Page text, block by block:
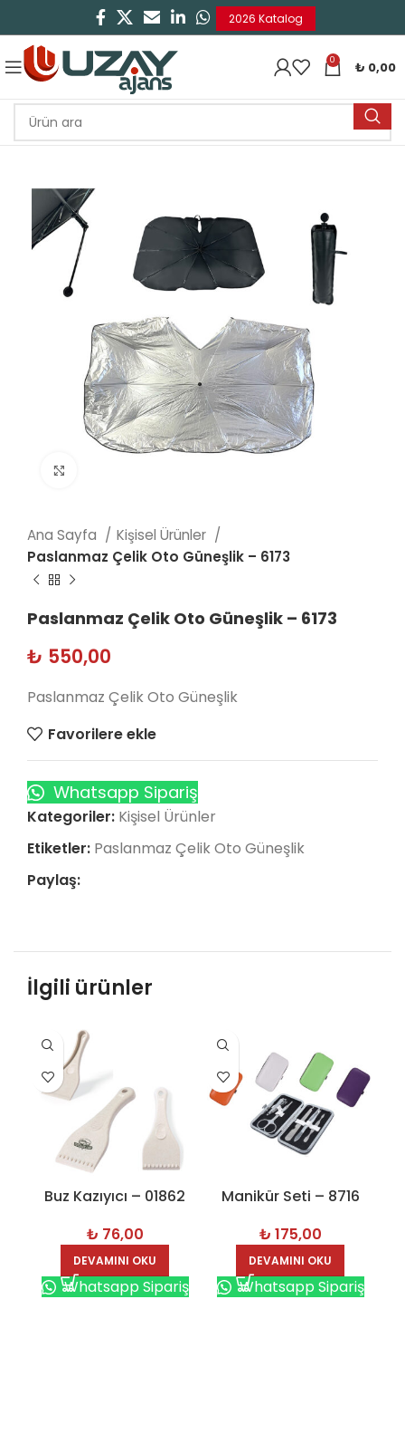
2026 Katalog
0 ₺ 0,00
Ana Sayfa
Kişisel Ürünler
Paslanmaz Çelik Oto Güneşlik – 6173
Paslanmaz Çelik Oto Güneşlik – 6173
₺ 550,00
Paslanmaz Çelik Oto Güneşlik
Favorilere ekle
Whatsapp Sipariş
Kategoriler: Kişisel Ürünler
Etiketler: Paslanmaz Çelik Oto Güneşlik
Paylaş:
İlgili ürünler
Buz Kazıyıcı – 01862
₺ 76,00
DEVAMINI OKU
Whatsapp Sipariş
Manikür Seti – 8716
₺ 175,00
DEVAMINI OKU
Whatsapp Sipariş